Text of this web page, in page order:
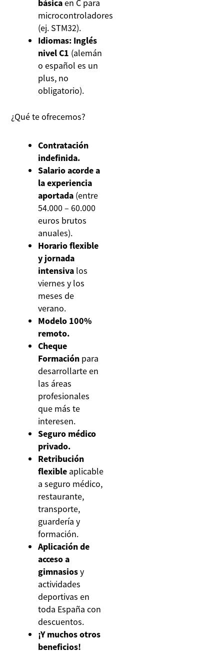
básicaen C para
microcontroladores
(ej. STM32).
Idiomas: Inglés
nivel C1 (alemán
o español es un
plus, no
obligatorio).
¿Qué te ofrecemos?
Contratación
indefinida.
Salario acorde a
la experiencia
aportada (entre
54.000 – 60.000
euros brutos
anuales).
Horario flexible
y jornada
intensiva los
viernes y los
meses de
verano.
Modelo 100%
remoto.
Cheque
Formación para
desarrollarte en
las áreas
profesionales
que más te
interesen.
Seguro médico
privado.
Retribución
flexible aplicable
a seguro médico,
restaurante,
transporte,
guardería y
formación.
Aplicación de
acceso a
gimnasiosy
actividades
deportivas en
toda España con
descuentos.
¡Y muchos otros
beneficios!